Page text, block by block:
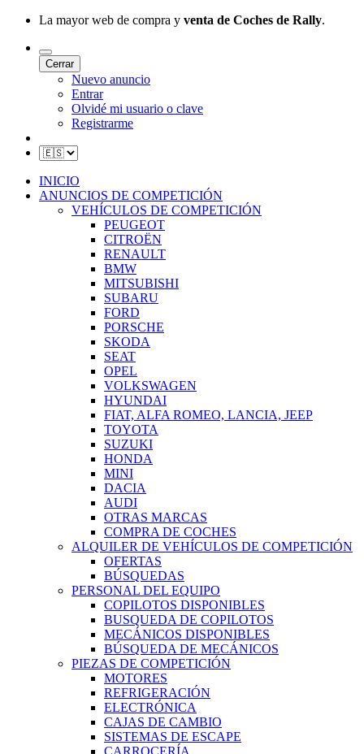
La mayor web de compra y venta de Coches de Rally.
Cerrar
Nuevo anuncio
Entrar
Olvidé mi usuario o clave
Registrarme
INICIO
ANUNCIOS DE COMPETICIÓN
VEHÍCULOS DE COMPETICIÓN
PEUGEOT
CITROËN
RENAULT
BMW
MITSUBISHI
SUBARU
FORD
PORSCHE
SKODA
SEAT
OPEL
VOLKSWAGEN
HYUNDAI
FIAT, ALFA ROMEO, LANCIA, JEEP
TOYOTA
SUZUKI
HONDA
MINI
DACIA
AUDI
OTRAS MARCAS
COMPRA DE COCHES
ALQUILER DE VEHÍCULOS DE COMPETICIÓN
OFERTAS
BÚSQUEDAS
PERSONAL DEL EQUIPO
COPILOTOS DISPONIBLES
BUSQUEDA DE COPILOTOS
MECÁNICOS DISPONIBLES
BÚSQUEDA DE MECÁNICOS
PIEZAS DE COMPETICIÓN
MOTORES
REFRIGERACIÓN
ELECTRÓNICA
CAJAS DE CAMBIO
SISTEMAS DE ESCAPE
CARROCERÍA